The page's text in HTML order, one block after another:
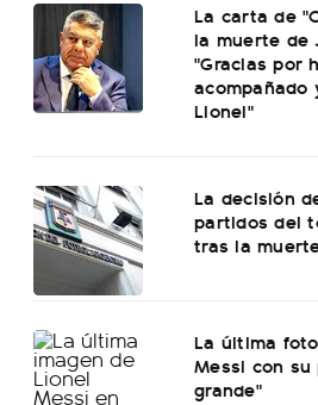
La carta de
la muerte de
"Gracias por
acompañado
Lionel"
La decisión
partidos del
tras la
La última
Messi con su
grande"